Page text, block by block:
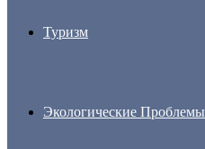
Туризм
Экологические Проблемы